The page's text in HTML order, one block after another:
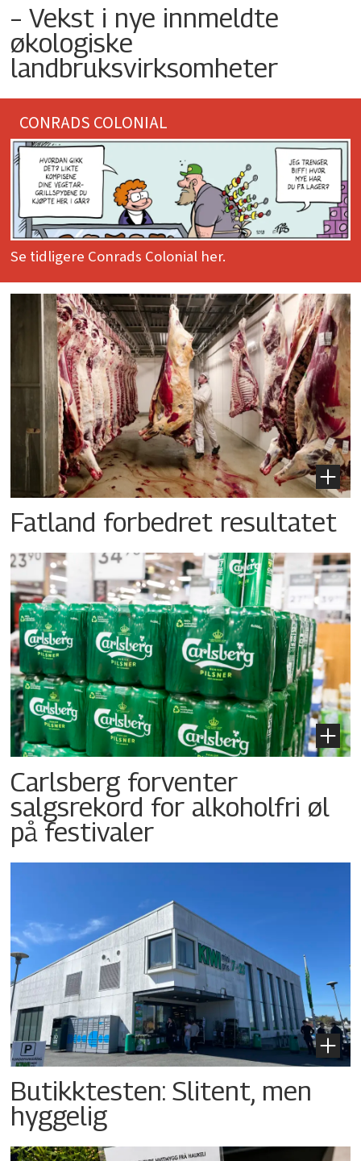
– Vekst i nye innmeldte
økologiske
landbruksvirksomheter
CONRADS COLONIAL
Se tidligere Conrads Colonial her.
Fatland forbedret resultatet
Carlsberg forventer
salgsrekord for alkoholfri øl
på festivaler
Butikktesten: Slitent, men
hyggelig